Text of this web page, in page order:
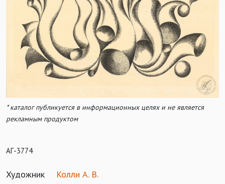
* каталог публикуется в информационных целях и не является
рекламным продуктом
АГ-3774
Художник
Колли А. В.